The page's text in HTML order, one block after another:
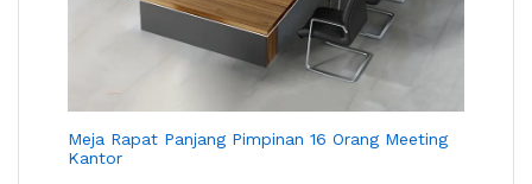
Meja Rapat Panjang Pimpinan 16 Orang Meeting
Kantor